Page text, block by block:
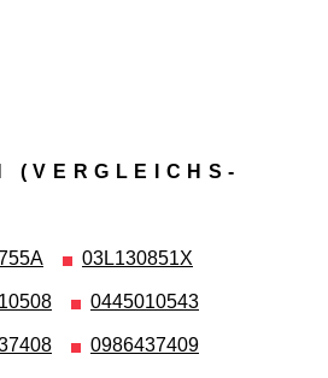
(VERGLEICHS­
03L130851X
0445010543
0986437409